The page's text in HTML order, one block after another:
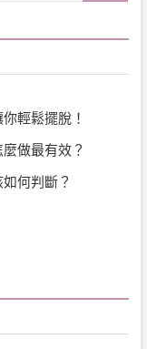
輕鬆擺脫！
做最有效？
何判斷？